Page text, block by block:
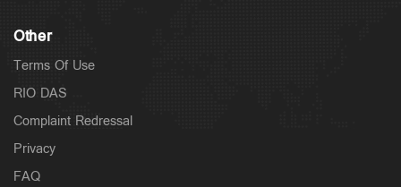
Other
Terms Of Use
RIO DAS
Complaint Redressal
Privacy
FAQ